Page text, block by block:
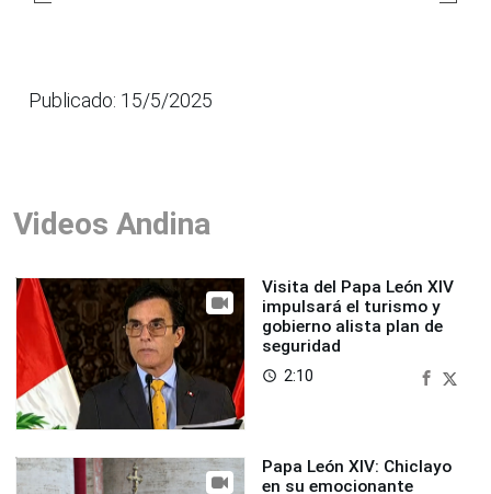
Publicado: 15/5/2025
Videos Andina
Visita del Papa León XIV
impulsará el turismo y
gobierno alista plan de
seguridad
access_time 2:10
Papa León XIV: Chiclayo
en su emocionante